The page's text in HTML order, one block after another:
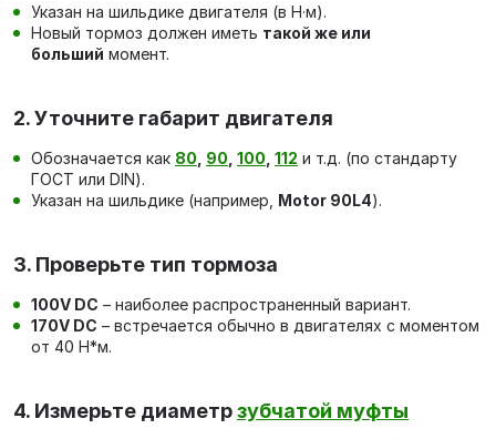
Указан на шильдике двигателя (в Н·м).
Новый тормоз должен иметь такой же или
больший момент.
2. Уточните габарит двигателя
Обозначается как 80 90 100 112 и т.д. (по стандарту
ГОСТ или DIN).
Указан на шильдике (например, Motor 90L4).
3. Проверьте тип тормоза
100V DC – наиболее распространенный вариант.
170V DC – встречается обычно в двигателях с моментом
от 40 Н*м.
4. Измерьте диаметрзубчатой муфты